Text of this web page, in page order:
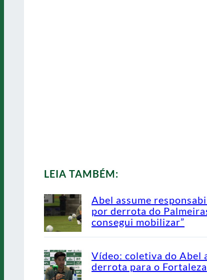
LEIA TAMBÉM:
Abel assume
por derrota do
consegui mobilizar”
Vídeo: coletiva do Abel
derrota para o Fortaleza